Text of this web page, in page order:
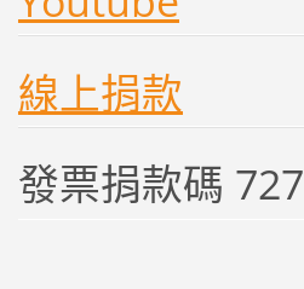
線上捐款
發票捐款碼 727